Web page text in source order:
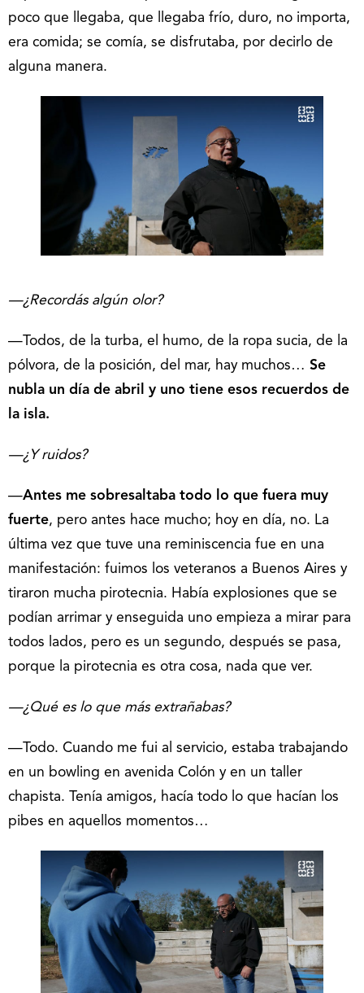
poco que llegaba, que llegaba frío, duro, no importa,
era comida; se comía, se disfrutaba, por decirlo de
alguna manera.
—¿Recordás algún olor?
—Todos, de la turba, el humo, de la ropa sucia, de la
pólvora, de la posición, del mar, hay muchos… Se
nubla un día de abril y uno tiene esos recuerdos de
la isla.
—¿Y ruidos?
—Antes me sobresaltaba todo lo que fuera muy
fuerte, pero antes hace mucho; hoy en día, no. La
última vez que tuve una reminiscencia fue en una
manifestación: fuimos los veteranos a Buenos Aires y
tiraron mucha pirotecnia. Había explosiones que se
podían arrimar y enseguida uno empieza a mirar para
todos lados, pero es un segundo, después se pasa,
porque la pirotecnia es otra cosa, nada que ver.
—¿Qué es lo que más extrañabas?
—Todo. Cuando me fui al servicio, estaba trabajando
en un bowling en avenida Colón y en un taller
chapista. Tenía amigos, hacía todo lo que hacían los
pibes en aquellos momentos…